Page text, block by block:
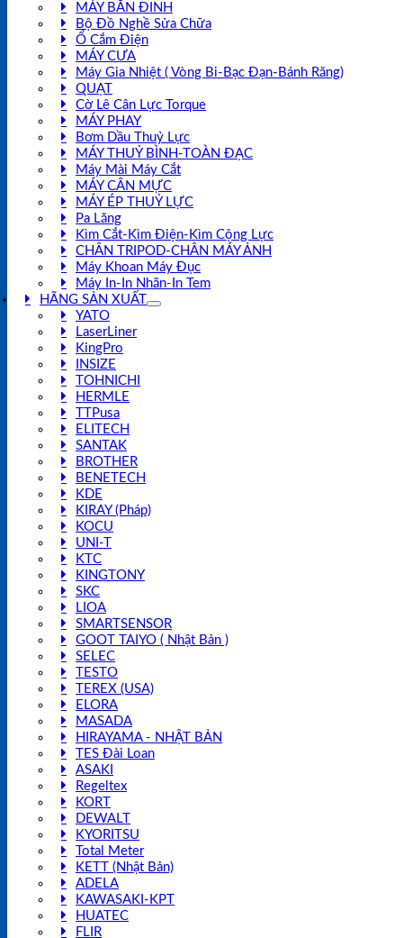
MÁY BẮN ĐINH
Bộ Đồ Nghề Sửa Chữa
Ổ Cắm Điện
MÁY CƯA
Máy Gia Nhiệt ( Vòng Bi-Bạc Đạn-Bánh Răng)
QUẠT
Cờ Lê Cân Lực Torque
MÁY PHAY
Bơm Dầu Thuỷ Lực
MÁY THUỶ BÌNH-TOÀN ĐẠC
Máy Mài Máy Cắt
MÁY CÂN MỰC
MÁY ÉP THUỶ LỰC
Pa Lăng
Kìm Cắt-Kìm Điện-Kìm Cộng Lực
CHÂN TRIPOD-CHÂN MÁY ẢNH
Máy Khoan Máy Đục
Máy In-In Nhãn-In Tem
HÃNG SẢN XUẤT
YATO
LaserLiner
KingPro
INSIZE
TOHNICHI
HERMLE
TTPusa
ELITECH
SANTAK
BROTHER
BENETECH
KDE
KIRAY (Pháp)
KOCU
UNI-T
KTC
KINGTONY
SKC
LIOA
SMARTSENSOR
GOOT TAIYO ( Nhật Bản )
SELEC
TESTO
TEREX (USA)
ELORA
MASADA
HIRAYAMA - NHẬT BẢN
TES Đài Loan
ASAKI
Regeltex
KORT
DEWALT
KYORITSU
Total Meter
KETT (Nhật Bản)
ADELA
KAWASAKI-KPT
HUATEC
FLIR